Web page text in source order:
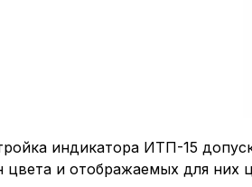
индикатора ИТП-15
цвета и отображаемых для них